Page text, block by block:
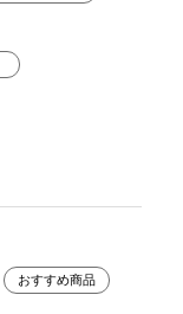
おすすめ商品